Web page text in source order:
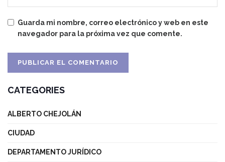
Guarda mi nombre, correo electrónico y web en este
navegador para la próxima vez que comente.
CATEGORIES
ALBERTO CHEJOLÁN
CIUDAD
DEPARTAMENTO JURÍDICO